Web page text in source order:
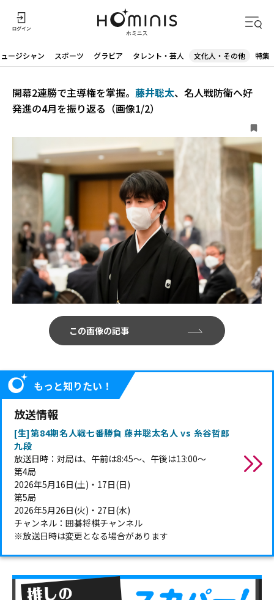
ージシャン スポーツ グラビア タレント・芸人 文化人・その他 特集
開幕2連勝で主導権を掌握。 藤井聡太、名人戦防衛へ好
発進の4月を振り返る（画像1/2）
この画像の記事
もっと知りたい！
放送情報
[生]第84期名人戦七番勝負 藤井聡太名人 vs 糸谷哲郎
九段
放送日時：対局は、午前は8:45～、午後は13:00～
第4局
2026年5月16日(土)・17日(日)
第5局
2026年5月26日(火)・27日(水)
チャンネル：囲碁将棋チャンネル
※放送日時は変更となる場合があります